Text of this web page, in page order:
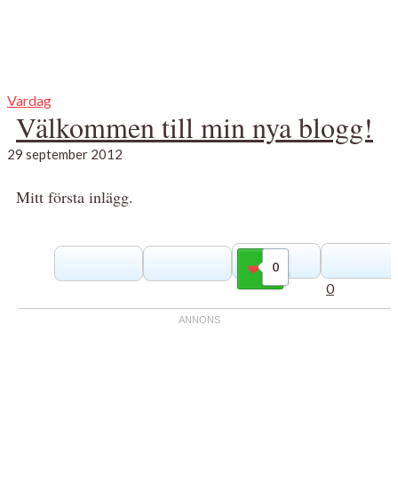
Vardag
Välkommen till min nya blogg!
29 september 2012
Mitt första inlägg.
0
Gilla
0